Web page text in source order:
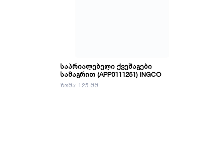
საპრიალებელი ქვეშაგები
სამაგრით (APP0111251) INGCO
ზომა: 125 მმ